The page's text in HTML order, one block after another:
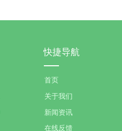
快捷导航
首页
关于我们
新闻资讯
在线反馈